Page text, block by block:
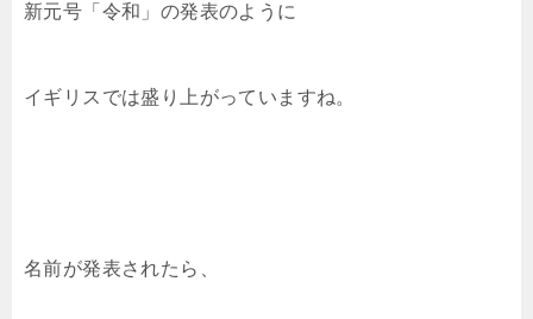
新元号「令和」の発表のように
イギリスでは盛り上がっていますね。
名前が発表されたら、